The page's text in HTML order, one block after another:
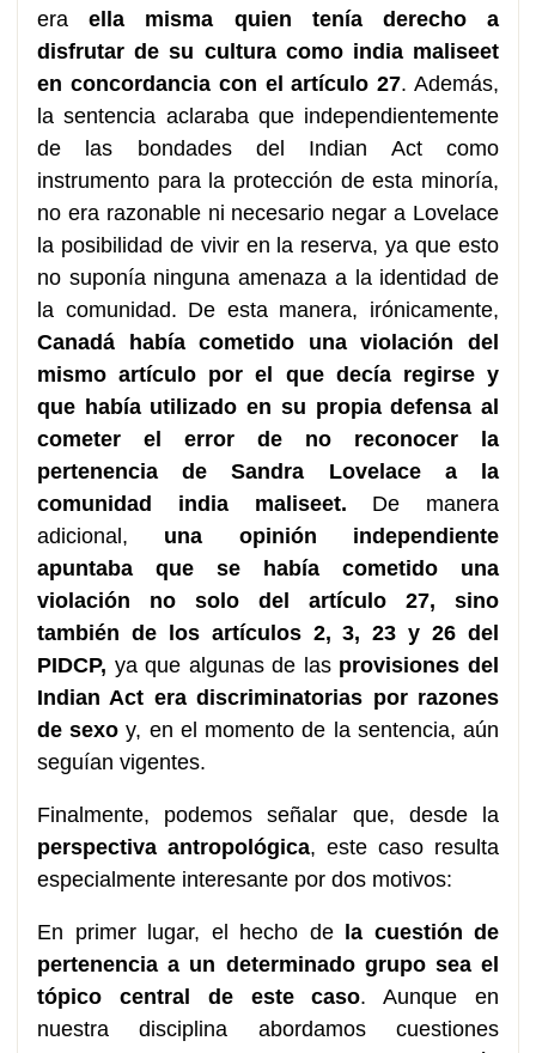
eraella misma quien tenía derecho a
disfrutar de su cultura como india maliseet
en concordancia con el artículo 27. Además,
la sentencia aclaraba que independientemente
de las bondades del Indian Act como
instrumento para la protección de esta minoría,
no era razonable ni necesario negar a Lovelace
la posibilidad de vivir en la reserva, ya que esto
no suponía ninguna amenaza a la identidad de
la comunidad. De esta manera, irónicamente,
Canadá había cometido una violación del
mismo artículo por el que decía regirse y
que había utilizado en su propia defensa al
cometer el error de no reconocer la
pertenencia de Sandra Lovelace a la
comunidad india maliseet. De manera
adicional, una opinión independiente
apuntaba que se había cometido una
violación no solo del artículo 27, sino
también de los artículos 2, 3, 23 y 26 del
PIDCP, ya que algunas de las provisiones del
Indian Act era discriminatorias por razones
de sexo y, en el momento de la sentencia, aún
seguían vigentes.
Finalmente, podemos señalar que, desde la
perspectiva antropológica, este caso resulta
especialmente interesante por dos motivos:
En primer lugar, el hecho de
la cuestión de
pertenencia a un determinado grupo sea el
tópico central de este caso. Aunque en
nuestra disciplina abordamos cuestiones